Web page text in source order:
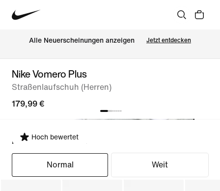
Alle Neuerscheinungen anzeigen Jetzt entdecken
Nike Vomero Plus
Straßenlaufschuh (Herren)
179,99 €
Hoch bewertet
Passform auswählen
Normal Weit